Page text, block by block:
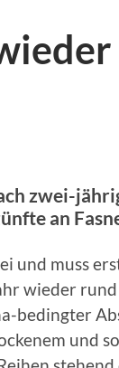
zwei-
an
und muss
wieder
bedingter
und